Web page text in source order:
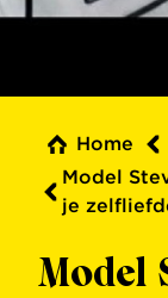
Home
Model
je
Model